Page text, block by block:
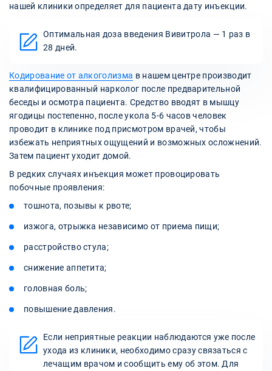
нашей клиники определяет для пациента дату инъекции.
Оптимальная доза введения Вивитрола — 1 раз в
28 дней.
Кодирование от алкоголизма в нашем центре производит
квалифицированный нарколог после предварительной
беседы и осмотра пациента. Средство вводят в мышцу
ягодицы постепенно, после укола 5-6 часов человек
проводит в клинике под присмотром врачей, чтобы
избежать неприятных ощущений и возможных осложнений.
Затем пациент уходит домой.
В редких случаях инъекция может провоцировать
побочные проявления:
тошнота, позывы к рвоте;
изжога, отрыжка независимо от приема пищи;
расстройство стула;
снижение аппетита;
головная боль;
повышение давления.
Если неприятные реакции наблюдаются уже после
ухода из клиники, необходимо сразу связаться с
лечащим врачом и сообщить ему об этом. Для